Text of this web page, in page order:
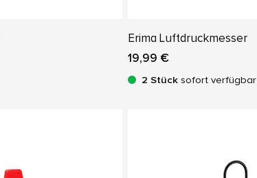
Erima Luftdruckmesser
19,99 €
2 Stück sofort verfügbar